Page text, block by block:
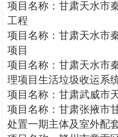
项目名称：甘肃天水市
工程
项目名称：甘肃天水市
项目
项目名称：甘肃天水市
理项目生活垃圾收运系
项目名称：甘肃武威市
项目名称：甘肃张掖市
处置一期主体及室外配